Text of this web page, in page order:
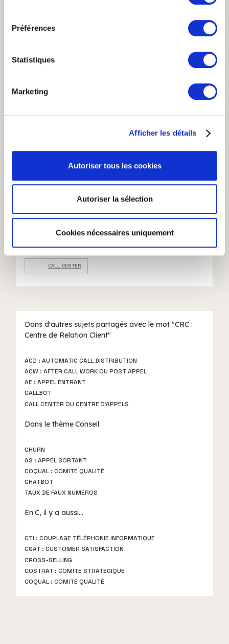
cookies ou en cliquant sur l'icône de confidentialité.
Si vous le permettez, nous aimerions également :
géographique qui peuvent être précises à plusieurs
Identifier votre appareil en l'analysant activement
pour en relever les caractéristiques spécifiques
personnelles et définir vos préférences, reportez-vous à
déclaration sur les cookies.
Les cookies nous permettent de personnaliser le contenu
médias sociaux et d'analyser notre trafic. Nous
partageons également des informations sur l'utilisation de
notre site avec nos partenaires de médias sociaux, de
publicité et d'analyse, qui peuvent combiner celles-ci
avec d'autres informations que vous leur avez fournies
Préférences
Statistiques
Marketing
Afficher les détails
Autoriser tous les cookies
Autoriser la sélection
Cookies nécessaires uniquement
Les meilleurs centres d’appels
plateforme digitale
Accédez à des milliers de
commerciaux et conseillers clientèle
200 Centres de Contacts
Voir les centres disponibles
CALL CENTER
Dans d'autres sujets partagés avec le mot "CRC :
Centre de Relation Client"
ACD : AUTOMATIC CALL DISTRIBUTION
ACW : AFTER CALL WORK OU POST APPEL
AE : APPEL ENTRANT
CALLBOT
CALL CENTER OU CENTRE D’APPELS
Dans le thèmeConseil
CHURN
AS : APPEL SORTANT
COQUAL : COMITÉ QUALITÉ
CHATBOT
TAUX DE FAUX NUMÉROS
EnC, il y a aussi...
CTI : COUPLAGE TÉLÉPHONIE INFORMATIQUE
CSAT : CUSTOMER SATISFACTION
CROSS-SELLING
COSTRAT : COMITÉ STRATÉGIQUE
COQUAL : COMITÉ QUALITÉ